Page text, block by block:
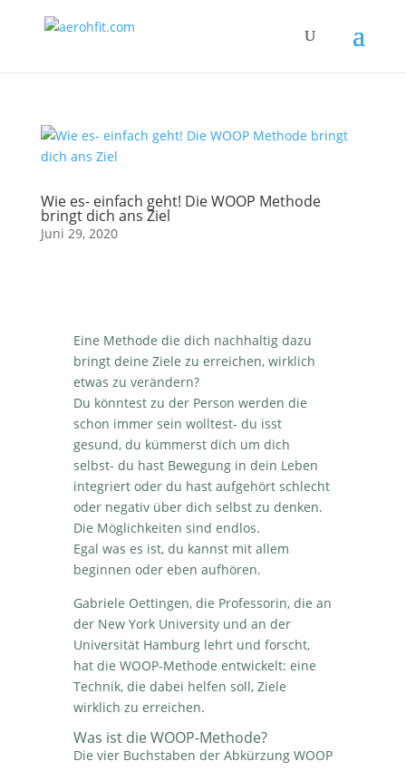
Wie es- einfach geht! Die WOOP Methode
bringt dich ans Ziel
Juni 29, 2020
Eine Methode die dich nachhaltig dazu
bringt deine Ziele zu erreichen, wirklich
etwas zu verändern?
Du könntest zu der Person werden die
schon immer sein wolltest- du isst
gesund, du kümmerst dich um dich
selbst- du hast Bewegung in dein Leben
integriert oder du hast aufgehört schlecht
oder negativ über dich selbst zu denken.
Die Möglichkeiten sind endlos.
Egal was es ist, du kannst mit allem
beginnen oder eben aufhören.
Gabriele Oettingen, die Professorin, die an
der New York University und an der
Universität Hamburg lehrt und forscht,
hat die WOOP-Methode entwickelt: eine
Technik, die dabei helfen soll, Ziele
wirklich zu erreichen.
Was ist die WOOP-Methode?
Die vier Buchstaben der Abkürzung WOOP